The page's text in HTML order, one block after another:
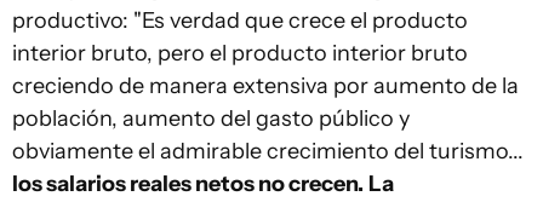
productivo: "Es verdad que crece el producto
interior bruto, pero el producto interior bruto
creciendo de manera extensiva por aumento de la
población, aumento del gasto público y
obviamente el admirable crecimiento del turismo...
los salarios reales netos no crecen. La